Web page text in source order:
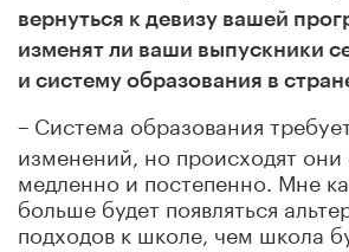
вернуться к девизу вашей
изменят ли ваши выпускники
и систему образования в
– Система образования
изменений, но происходят они
медленно и постепенно. Мне
больше будет появляться
подходов к школе, чем школа